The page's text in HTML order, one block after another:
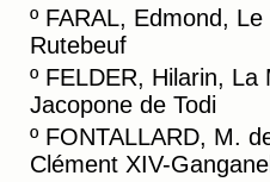
º FARAL, Edmond,
Rutebeuf
º FELDER, Hilarin, La
Jacopone de Todi
º FONTALLARD, M.
Clément XIV-